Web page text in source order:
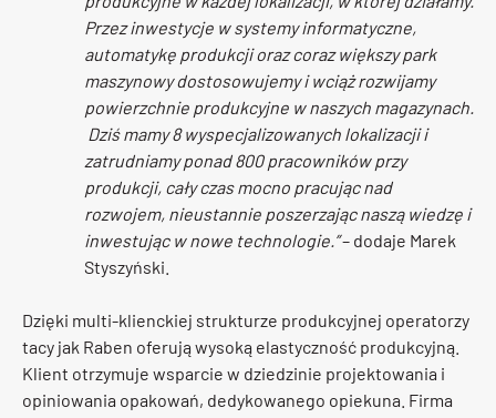
Przez inwestycje w systemy informatyczne,
automatykę produkcji oraz coraz większy park
maszynowy dostosowujemy i wciąż rozwijamy
powierzchnie produkcyjne w naszych magazynach.
Dziś mamy 8 wyspecjalizowanych lokalizacji i
zatrudniamy ponad 800 pracowników przy
produkcji, cały czas mocno pracując nad
rozwojem, nieustannie poszerzając naszą wiedzę i
inwestując w nowe technologie.”– dodaje Marek
Styszyński.
Dzięki multi-klienckiej strukturze produkcyjnej operatorzy
tacy jak Raben oferują wysoką elastyczność produkcyjną.
Klient otrzymuje wsparcie w dziedzinie projektowania i
opiniowania opakowań, dedykowanego opiekuna. Firma